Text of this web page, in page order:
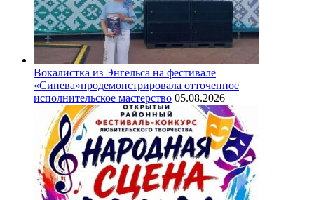
Вокалистка из Энгельса на фестивале
«Синева»продемонстрировала отточенное
исполнительское мастерство 05.08.2026